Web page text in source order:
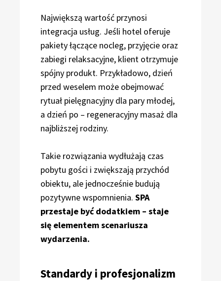
Największą wartość przynosi
integracja usług. Jeśli hotel oferuje
pakiety łączące nocleg, przyjęcie oraz
zabiegi relaksacyjne, klient otrzymuje
spójny produkt. Przykładowo, dzień
przed weselem może obejmować
rytuał pielęgnacyjny dla pary młodej,
a dzień po – regeneracyjny masaż dla
najbliższej rodziny.
Takie rozwiązania wydłużają czas
pobytu gości i zwiększają przychód
obiektu, ale jednocześnie budują
pozytywne wspomnienia. SPA
przestaje być dodatkiem – staje
się elementem scenariusza
wydarzenia.
Standardy i profesjonalizm